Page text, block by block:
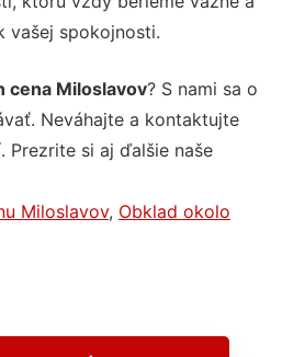
vašej spokojnosti.
cena Miloslavov? S nami sa o
Neváhajte a kontaktujte
Prezrite si aj ďalšie naše
Miloslavov, Obklad okolo